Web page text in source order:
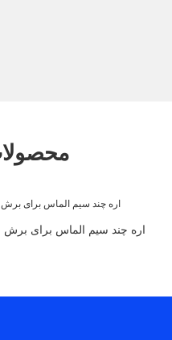
اره چند سیم الماس برای برش اسلب 6.3